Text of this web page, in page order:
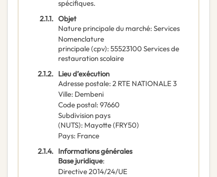
spécifiques.
2.1.1. Objet
Nature principale du marché: Services
Nomenclature
principale(cpv): 55523100 Services de
restauration scolaire
2.1.2. Lieu d’exécution
Adresse postale: 2 RTE NATIONALE 3
Ville: Dembeni
Code postal: 97660
Subdivision pays
(NUTS): Mayotte(FRY50)
Pays: France
2.1.4. Informations générales
Base juridique:
Directive 2014/24/UE